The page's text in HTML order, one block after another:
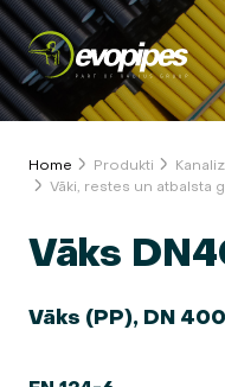
Home Produkti
Vāki, restes un atbalsta
Vāks
Vāks (PP), DN